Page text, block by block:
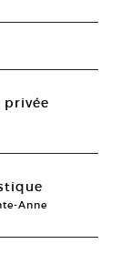
privée
Anne